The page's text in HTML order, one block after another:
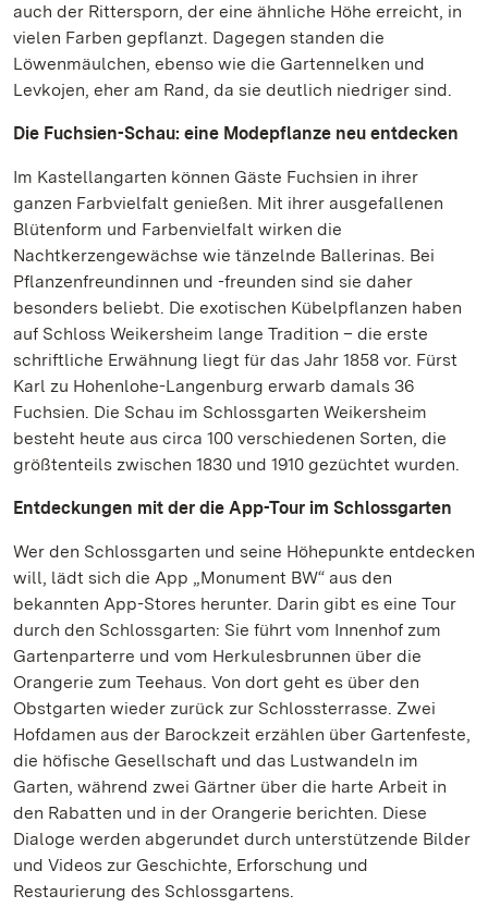
auch der Rittersporn, der eine ähnliche Höhe erreicht, in
vielen Farben gepflanzt. Dagegen standen die
Löwenmäulchen, ebenso wie die Gartennelken und
Levkojen, eher am Rand, da sie deutlich niedriger sind.
Die Fuchsien-Schau: eine Modepflanze neu entdecken
Im Kastellangarten können Gäste Fuchsien in ihrer
ganzen Farbvielfalt genießen. Mit ihrer ausgefallenen
Blütenform und Farbenvielfalt wirken die
Nachtkerzengewächse wie tänzelnde Ballerinas. Bei
Pflanzenfreundinnen und -freunden sind sie daher
besonders beliebt. Die exotischen Kübelpflanzen haben
auf Schloss Weikersheim lange Tradition – die erste
schriftliche Erwähnung liegt für das Jahr 1858 vor. Fürst
Karl zu Hohenlohe-Langenburg erwarb damals 36
Fuchsien. Die Schau im Schlossgarten Weikersheim
besteht heute aus circa 100 verschiedenen Sorten, die
größtenteils zwischen 1830 und 1910 gezüchtet wurden.
Entdeckungen mit der die App-Tour im Schlossgarten
Wer den Schlossgarten und seine Höhepunkte entdecken
will, lädt sich die App „Monument BW“ aus den
bekannten App-Stores herunter. Darin gibt es eine Tour
durch den Schlossgarten: Sie führt vom Innenhof zum
Gartenparterre und vom Herkulesbrunnen über die
Orangerie zum Teehaus. Von dort geht es über den
Obstgarten wieder zurück zur Schlossterrasse. Zwei
Hofdamen aus der Barockzeit erzählen über Gartenfeste,
die höfische Gesellschaft und das Lustwandeln im
Garten, während zwei Gärtner über die harte Arbeit in
den Rabatten und in der Orangerie berichten. Diese
Dialoge werden abgerundet durch unterstützende Bilder
und Videos zur Geschichte, Erforschung und
Restaurierung des Schlossgartens.